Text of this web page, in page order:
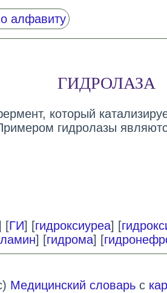
алфавиту
ГИДРОЛАЗА
который
гидролазы
[ГИ] [гидроксиуреа] [
] [гидрома] [
Медицинский словарьс